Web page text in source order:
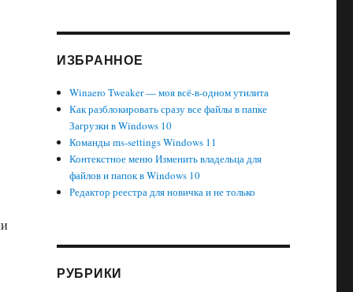
ИЗБРАННОЕ
Winaero Tweaker — моя всё-в-одном утилита
Как разблокировать сразу все файлы в папке
Загрузки в Windows 10
Команды ms-settings Windows 11
Контекстное меню Изменить владельца для
файлов и папок в Windows 10
Редактор реестра для новичка и не только
РУБРИКИ